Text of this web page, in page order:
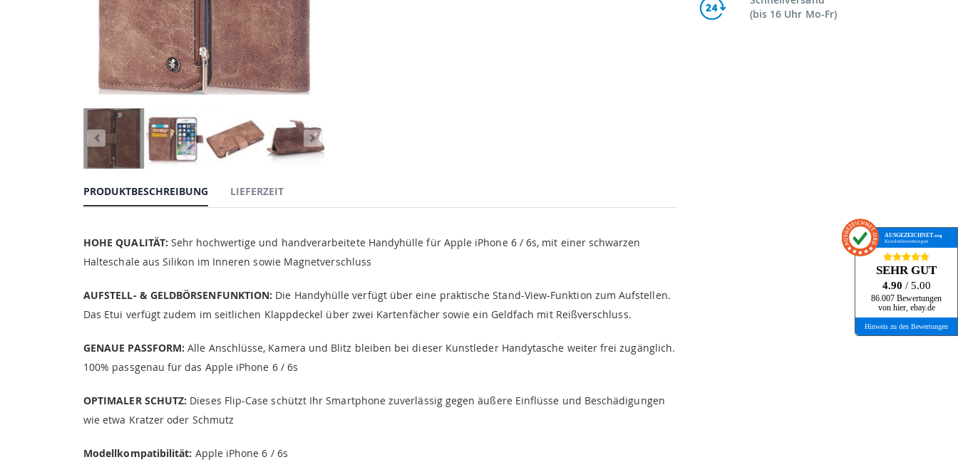
PRODUKTBESCHREIBUNG
HOHE QUALITÄT: Sehr hochwertige und handverarbeitete Handyhülle für Apple iPhone 6 / 6s, mit einer schwarzen
Halteschale aus Silikon im Inneren sowie Magnetverschluss
AUFSTELL- & GELDBÖRSENFUNKTION: Die Handyhülle verfügt über eine praktische Stand-View-Funktion zum Aufstellen.
Das Etui verfügt zudem im seitlichen Klappdeckel über zwei Kartenfächer sowie ein Geldfach mit Reißverschluss.
GENAUE PASSFORM: Alle Anschlüsse, Kamera und Blitz bleiben bei dieser Kunstleder Handytasche weiter frei zugänglich.
100% passgenau für das Apple iPhone 6 / 6s
OPTIMALER SCHUTZ: Dieses Flip-Case schützt Ihr Smartphone zuverlässig gegen äußere Einflüsse und Beschädigungen
wie etwa Kratzer oder Schmutz
Modellkompatibilität: Apple iPhone 6 / 6s
LIEFERZEIT
(bis 16 Uhr Mo-Fr)
AUSGEZEICHNET.org
Kundenbewertungen
SEHR GUT
4.90 / 5.00
86.007 Bewertungen
von hier, ebay.de
Hinweis zu den Bewertungen